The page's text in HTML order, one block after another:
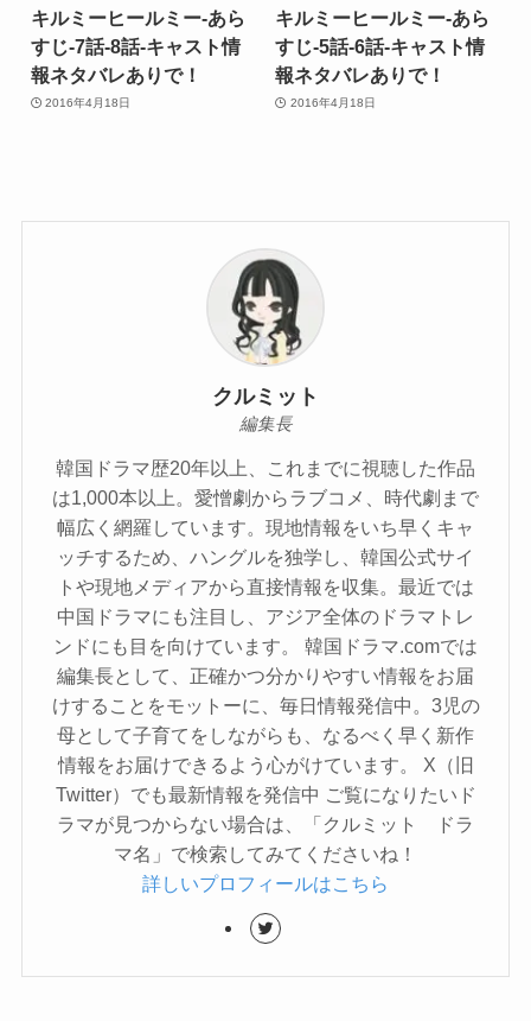
キルミーヒールミー-あら
すじ-7話-8話-キャスト情
報ネタバレありで！
2016年4月18日
キルミーヒールミー-あら
すじ-5話-6話-キャスト情
報ネタバレありで！
2016年4月18日
クルミット
編集長
韓国ドラマ歴20年以上、これまでに視聴した作品
は1,000本以上。愛憎劇からラブコメ、時代劇まで
幅広く網羅しています。現地情報をいち早くキャ
ッチするため、ハングルを独学し、韓国公式サイ
トや現地メディアから直接情報を収集。最近では
中国ドラマにも注目し、アジア全体のドラマトレ
ンドにも目を向けています。 韓国ドラマ.comでは
編集長として、正確かつ分かりやすい情報をお届
けすることをモットーに、毎日情報発信中。3児の
母として子育てをしながらも、なるべく早く新作
情報をお届けできるよう心がけています。 X（旧
Twitter）でも最新情報を発信中 ご覧になりたいド
ラマが見つからない場合は、「クルミット ドラ
マ名」で検索してみてくださいね！
詳しいプロフィールはこちら